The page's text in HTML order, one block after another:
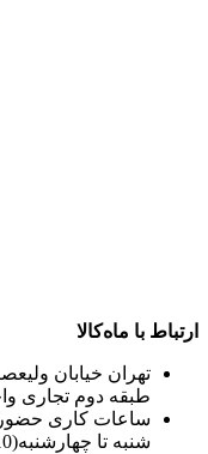
ارتباط با ماه‌کالا
تهران خیابان
طبقه دوم تجاری واحد
ساعات کاری
شنبه تا چهارشنبه(10-18) پنج شنبه(10-14)